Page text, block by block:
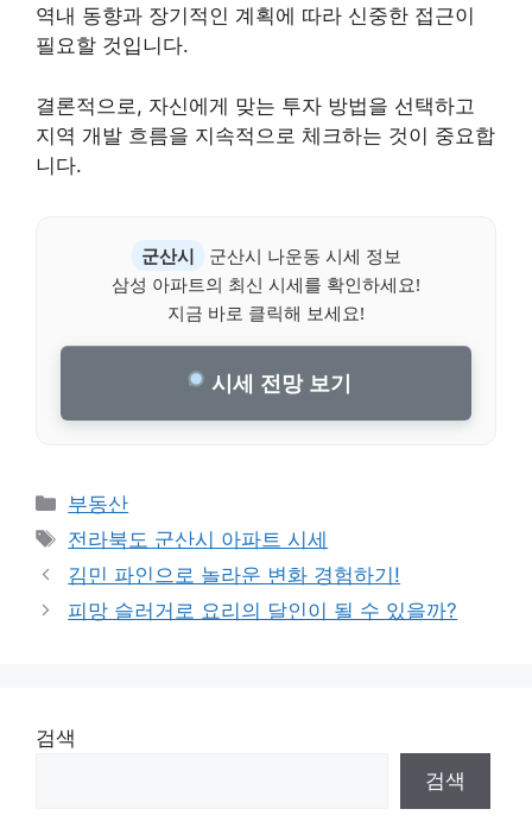
역내 동향과 장기적인 계획에 따라 신중한 접근이
필요할 것입니다.
결론적으로, 자신에게 맞는 투자 방법을 선택하고
지역 개발 흐름을 지속적으로 체크하는 것이 중요합
니다.
군산시
군산시 나운동 시세 정보
삼성 아파트의 최신 시세를 확인하세요!
지금 바로 클릭해 보세요!
시세 전망 보기
Categories
부동산
Tags
전라북도 군산시 아파트 시세
김민 파인으로 놀라운 변화 경험하기!
피망 슬러거로 요리의 달인이 될 수 있을까?
검색
검색